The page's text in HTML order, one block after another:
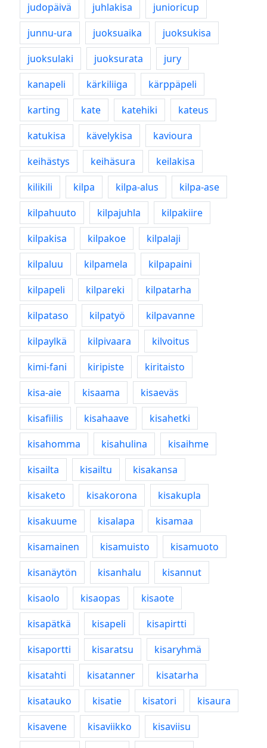
judopäivä
juhlakisa
junioricup
junnu-ura
juoksuaika
juoksukisa
juoksulaki
juoksurata
jury
kanapeli
kärkiliiga
kärppäpeli
karting
kate katehiki
kateus
katukisa
kävelykisa
kavioura
keihästys
keihäsura
keilakisa
kilikili
kilpa kilpa-alus
kilpa-ase
kilpahuuto
kilpajuhla
kilpakiire
kilpakisa
kilpakoe
kilpalaji
kilpaluu
kilpamela
kilpapaini
kilpapeli
kilpareki
kilpatarha
kilpataso
kilpatyö
kilpavanne
kilpaylkä
kilpivaara
kilvoitus
kimi-fani
kiripiste
kiritaisto
kisa-aie
kisaama
kisaeväs
kisafiilis
kisahaave
kisahetki
kisahomma
kisahulina
kisaihme
kisailta
kisailtu
kisakansa
kisaketo
kisakorona
kisakupla
kisakuume
kisalapa
kisamaa
kisamainen
kisamuisto
kisamuoto
kisanäytön
kisanhalu
kisannut
kisaolo
kisaopas
kisaote
kisapätkä
kisapeli
kisapirtti
kisaportti
kisaratsu
kisaryhmä
kisatahti
kisatanner
kisatarha
kisatauko
kisatie kisatori
kisaura
kisavene
kisaviikko
kisaviisu